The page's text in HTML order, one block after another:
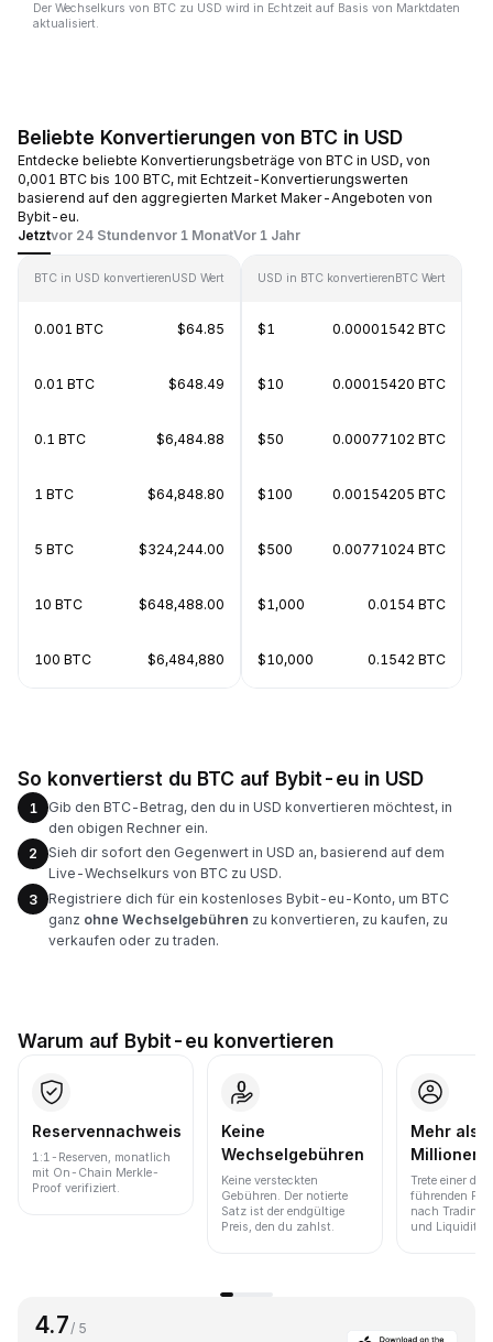
Der Wechselkurs von BTC zu USD wird in Echtzeit auf Basis von Marktdaten
aktualisiert.
Beliebte Konvertierungen von BTC in USD
Entdecke beliebte Konvertierungsbeträge von BTC in USD, von
0,001 BTC bis 100 BTC, mit Echtzeit-Konvertierungswerten
basierend auf den aggregierten Market Maker-Angeboten von
Bybit-eu.
Jetztvor 24 Stundenvor 1 MonatVor 1 Jahr
BTC in USD konvertierenUSD Wert
0.001 BTC $64.85
0.01 BTC $648.49
0.1 BTC $6,484.88
1 BTC $64,848.80
5 BTC $324,244.00
10 BTC $648,488.00
100 BTC $6,484,880
USD in BTC konvertierenBTC Wert
$1 0.00001542 BTC
$10 0.00015420 BTC
$50 0.00077102 BTC
$100 0.00154205 BTC
$500 0.00771024 BTC
$1,000 0.0154 BTC
$10,000 0.1542 BTC
So konvertierst du BTC auf Bybit-eu in USD
1
Gib den BTC-Betrag, den du in USD konvertieren möchtest, in
den obigen Rechner ein.
2
Sieh dir sofort den Gegenwert in USD an, basierend auf dem
Live-Wechselkurs von BTC zu USD.
3
Registriere dich für ein kostenloses Bybit-eu-Konto, um BTC
ganz ohne Wechselgebühren zu konvertieren, zu kaufen, zu
verkaufen oder zu traden.
Warum auf Bybit-eu konvertieren
Reservennachweis
1:1-Reserven, monatlich
mit On-Chain Merkle-
Proof verifiziert.
Keine
Wechselgebühren
Keine versteckten
Gebühren. Der notierte
Satz ist der endgültige
Preis, den du zahlst.
Mehr als
Millionen
Trete einer der
führenden
nach Trading-
und Liquidität
4.7 / 5